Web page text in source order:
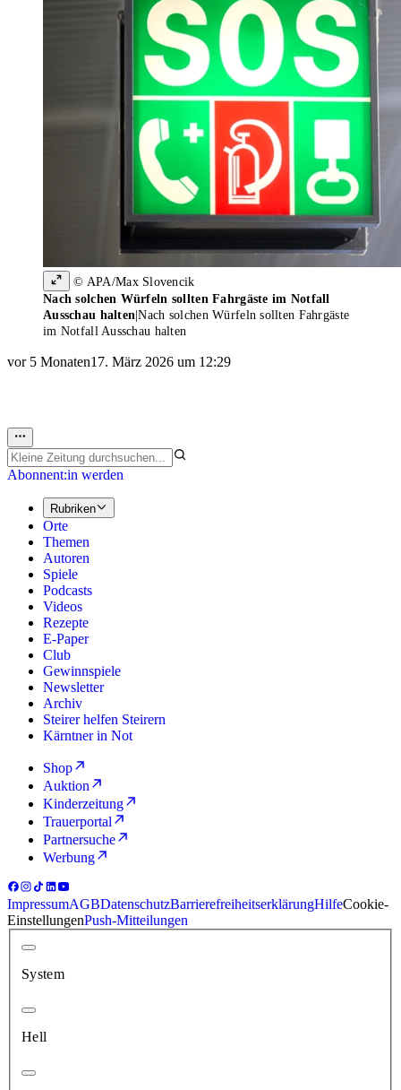
© APA/Max Slovencik
Nach solchen Würfeln sollten Fahrgäste im Notfall
Ausschau halten |Nach solchen Würfeln sollten Fahrgäste
im Notfall Ausschau halten
vor 5 Monaten17. März 2026 um 12:29
Abonnent:in werden
Rubriken
Orte
Themen
Autoren
Spiele
Podcasts
Videos
Rezepte
E-Paper
Club
Gewinnspiele
Newsletter
Archiv
Steirer helfen Steirern
Kärntner in Not
Shop
Auktion
Kinderzeitung
Trauerportal
Partnersuche
Werbung
ImpressumAGBDatenschutzBarrierefreiheitserklärungHilfeCookie-
EinstellungenPush-Mitteilungen
System
Hell